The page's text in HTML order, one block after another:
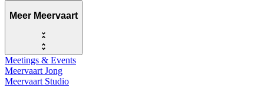
Meer Meervaart
Meetings & Events
Meervaart Jong
Meervaart Studio